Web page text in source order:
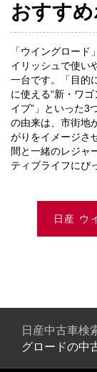
おすす
「ウイングロー
イリッシュで使い
一台です。「目的
に使える“新・ワ
イブ”」といった3
の由来は、市街地
がりをイメージさ
間と一緒のレジャ
ティブライフにぴ
日産 ウ
日産中古車
グロードの中